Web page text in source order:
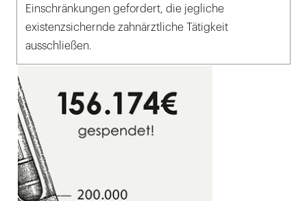
Einschränkungen gefordert, die jegliche
existenzsichernde zahnärztliche Tätigkeit
ausschließen.